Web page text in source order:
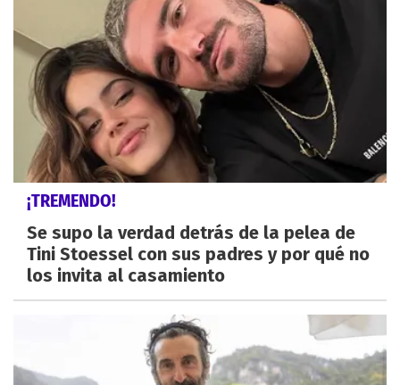
¡TREMENDO!
Se supo la verdad detrás de la pelea de
Tini Stoessel con sus padres y por qué no
los invita al casamiento